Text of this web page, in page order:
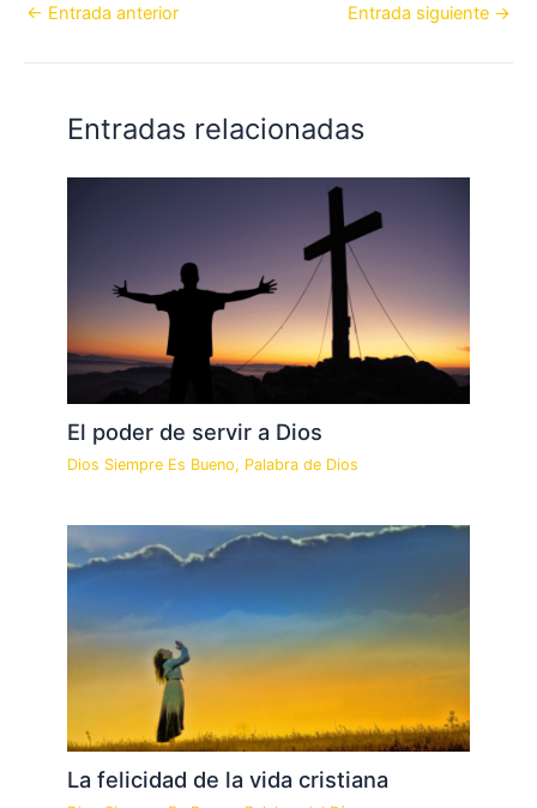
← Entrada anterior Entrada siguiente →
Entradas relacionadas
El poder de servir a Dios
Dios Siempre Es Bueno, Palabra de Dios
La felicidad de la vida cristiana